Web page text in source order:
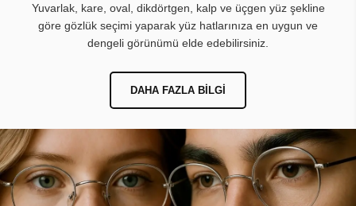
Yuvarlak, kare, oval, dikdörtgen, kalp ve üçgen yüz şekline
göre gözlük seçimi yaparak yüz hatlarınıza en uygun ve
dengeli görünümü elde edebilirsiniz.
DAHA FAZLA BILGI